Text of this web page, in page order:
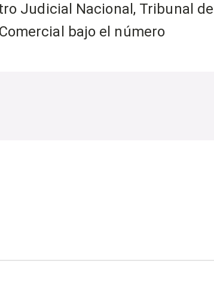
Judicial Nacional, Tribunal
bajo el número